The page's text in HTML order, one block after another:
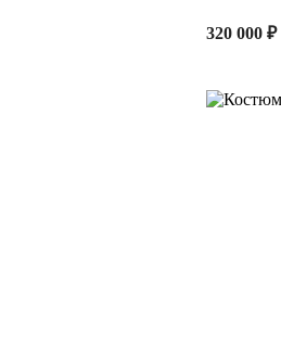
320 000 ₽